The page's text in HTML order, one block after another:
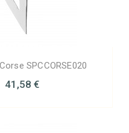
SPCCORSE020
41,58 €